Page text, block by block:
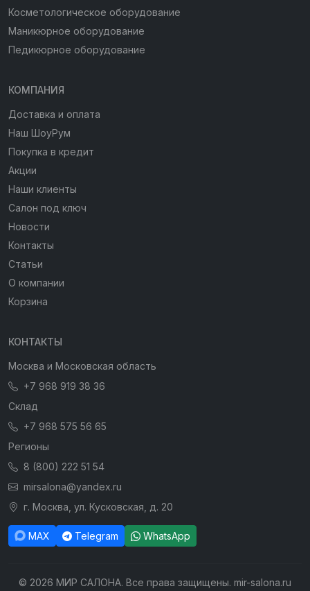
Косметологическое оборудование
Маникюрное оборудование
Педикюрное оборудование
КОМПАНИЯ
Доставка и оплата
Наш ШоуРум
Покупка в кредит
Акции
Наши клиенты
Салон под ключ
Новости
Контакты
Статьи
О компании
Корзина
КОНТАКТЫ
Москва и Московская область
+7 968 919 38 36
Склад
+7 968 575 56 65
Регионы
8 (800) 222 51 54
mirsalona@yandex.ru
г. Москва, ул. Кусковская, д. 20
MAX Telegram WhatsApp
© 2026 МИР САЛОНА. Все права защищены. mir-salona.ru